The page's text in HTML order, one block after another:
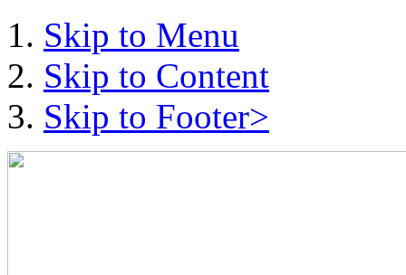
Skip to Menu
Skip to Content
Skip to Footer>